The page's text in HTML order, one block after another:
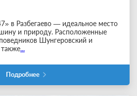
в Разбегаево — идеальное место
и природу. Расположенные
Шунгеровский и
...
Подробнее